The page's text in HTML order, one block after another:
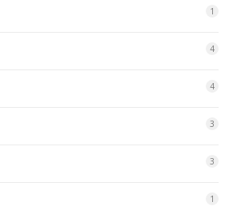
1
4
4
3
3
1